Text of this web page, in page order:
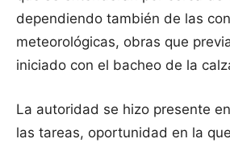
dependiendo también de las
meteorológicas, obras que
iniciado con el bacheo de la
La autoridad se hizo presente
las tareas, oportunidad en la